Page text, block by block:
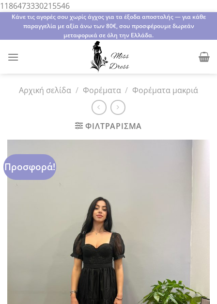
1186473330215546Μετάβαση
στο
περιεχόμενο
Κάνε τις αγορές σου χωρίς άγχος για τα έξοδα αποστολής — για κάθε
παραγγελία με αξία άνω των 80€, σου προσφέρουμε δωρεάν
μεταφορικά σε όλη την Ελλάδα.
Αρχική σελίδα / Φορέματα / Φορέματα μακριά
ΦΙΛΤΡΆΡΙΣΜΑ
Προσφορά!